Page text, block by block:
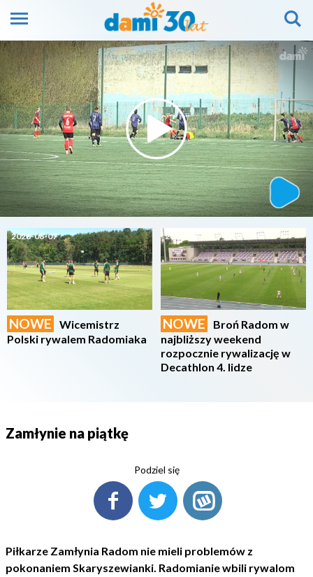
2026-08-07
NOWE
Wicemistrz
Polski rywalem Radomiaka
2026-08-07
NOWE
Broń Radom w
najbliższy weekend
rozpocznie rywalizację w
Decathlon 4. lidze
Zamłynie na piątkę
Podziel się
Piłkarze Zamłynia Radom nie mieli problemów z
pokonaniem Skaryszewianki. Radomianie wbili rywalom